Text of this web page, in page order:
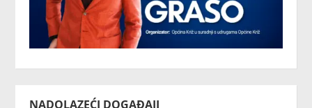
NADOLAZEĆI DOGAĐAJI